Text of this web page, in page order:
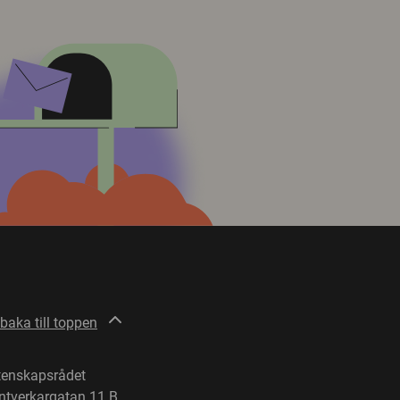
till toppen
11 B